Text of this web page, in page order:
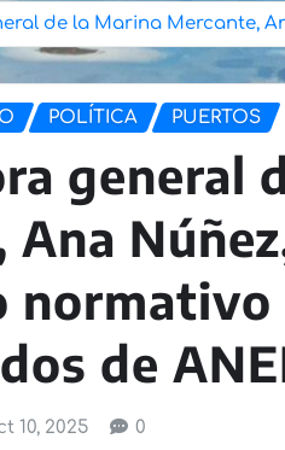
de la Marina Mercante,
POLÍTICA PUERTOS
general
Ana
normativo
de
10, 2025 0